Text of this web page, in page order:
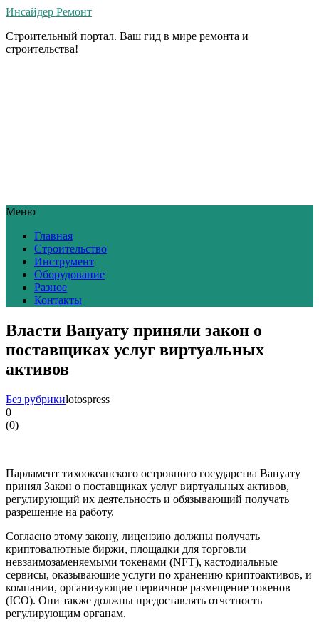
Инсайдер Ремонт
Строительный портал. Ваш гид в мире ремонта и
строительства!
Меню
Главная
Строительство
Инструмент
Оборудование
Разное
Контакты
Власти Вануату приняли закон о
поставщиках услуг виртуальных
активов
Без рубрикиlotospress
0
(0)
Парламент тихоокеанского островного государства Вануату
принял Закон о поставщиках услуг виртуальных активов,
регулирующий их деятельность и обязывающий получать
разрешение на работу.
Согласно этому закону, лицензию должны получать
криптовалютные биржи, площадки для торговли
невзаимозаменяемыми токенами (NFT), кастодиальные
сервисы, оказывающие услуги по хранению криптоактивов, и
компании, организующие первичное размещение токенов
(ICO). Они также должны предоставлять отчетность
регулирующим органам.